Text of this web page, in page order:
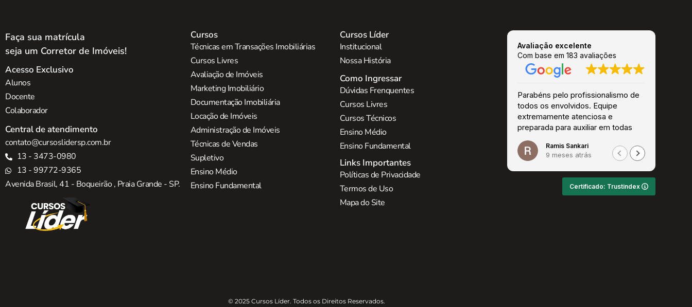
Faça sua matrícula
seja um Corretor de Imóveis!
Acesso Exclusivo
Alunos
Docente
Colaborador
Central de atendimento
contato@cursoslidersp.com.br
13 - 3473-0980
13 - 99772-9365
Avenida Brasil, 41 - Boqueirão , Praia Grande - SP.
Cursos
Técnicas em Transações Imobiliárias
Cursos Livres
Avaliação de Imóveis
Marketing Imobiliário
Documentação Imobiliária
Locação de Imóveis
Administração de Imóveis
Técnicas de Vendas
Supletivo
Ensino Médio
Ensino Fundamental
Cursos Líder
Institucional
Nossa História
Como Ingressar
Dúvidas Frenquentes
Cursos Livres
Cursos Técnicos
Ensino Médio
Ensino Fundamental
Links Importantes
Políticas de Privacidade
Termos de Uso
Mapa do Site
Avaliação excelente
Com base em 183 avaliações
Parabéns pelo profissionalismo de
todos os envolvidos. Equipe
extremamente atenciosa e
preparada para auxiliar em todas
as questões. Recomendo!
Ramis Sankari
9 meses atrás
Certificado: Trustindex
© 2025 Cursos Líder. Todos os Direitos Reservados.